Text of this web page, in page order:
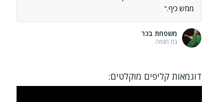
ממש כיף."
משפחת בכר
בת מצווה
דוגמאות קליפים מוקלטים: